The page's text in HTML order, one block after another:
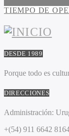
TIEMPO DE
DESDE 1989
Porque todo es
DIRECCIONES
Administración:
+(54) 911 6642